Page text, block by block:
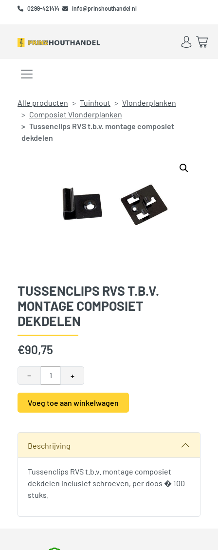
Skip to main content
Skip to footer
0299-421414 info@prinshouthandel.nl
Account
Menu openen/sluiten
Alle producten Tuinhout
Vlonderplanken
Composiet Vlonderplanken
Tussenclips RVS t.b.v. montage composiet
dekdelen
TUSSENCLIPS RVS T.B.V.
MONTAGE COMPOSIET
DEKDELEN
€90,75
−
Tussenclips RVS t.b.v. montage composiet dekdelen aantal
+
Voeg toe aan winkelwagen
Beschrijving
Tussenclips RVS t.b.v. montage composiet
dekdelen inclusief schroeven, per doos � 100
stuks.